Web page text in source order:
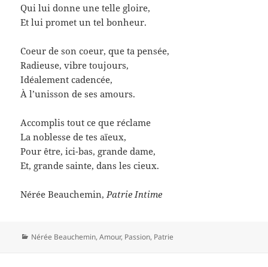
Qui lui donne une telle gloire,
Et lui promet un tel bonheur.
Coeur de son coeur, que ta pensée,
Radieuse, vibre toujours,
Idéalement cadencée,
À l’unisson de ses amours.
Accomplis tout ce que réclame
La noblesse de tes aïeux,
Pour être, ici-bas, grande dame,
Et, grande sainte, dans les cieux.
Nérée Beauchemin, Patrie Intime
Catégories
Nérée Beauchemin,Amour, Passion, Patrie